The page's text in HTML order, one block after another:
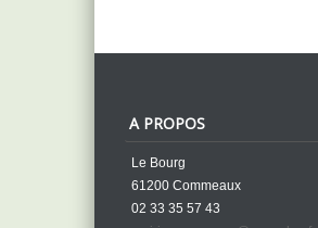
A PROPOS
Le Bourg
61200 Commeaux
02 33 35 57 43